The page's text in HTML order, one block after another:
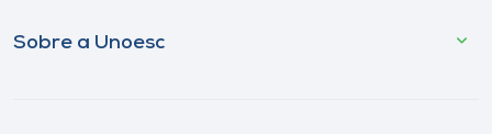
Sobre a Unoesc